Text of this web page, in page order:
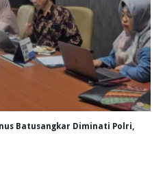
Batusangkar Diminati Polri,